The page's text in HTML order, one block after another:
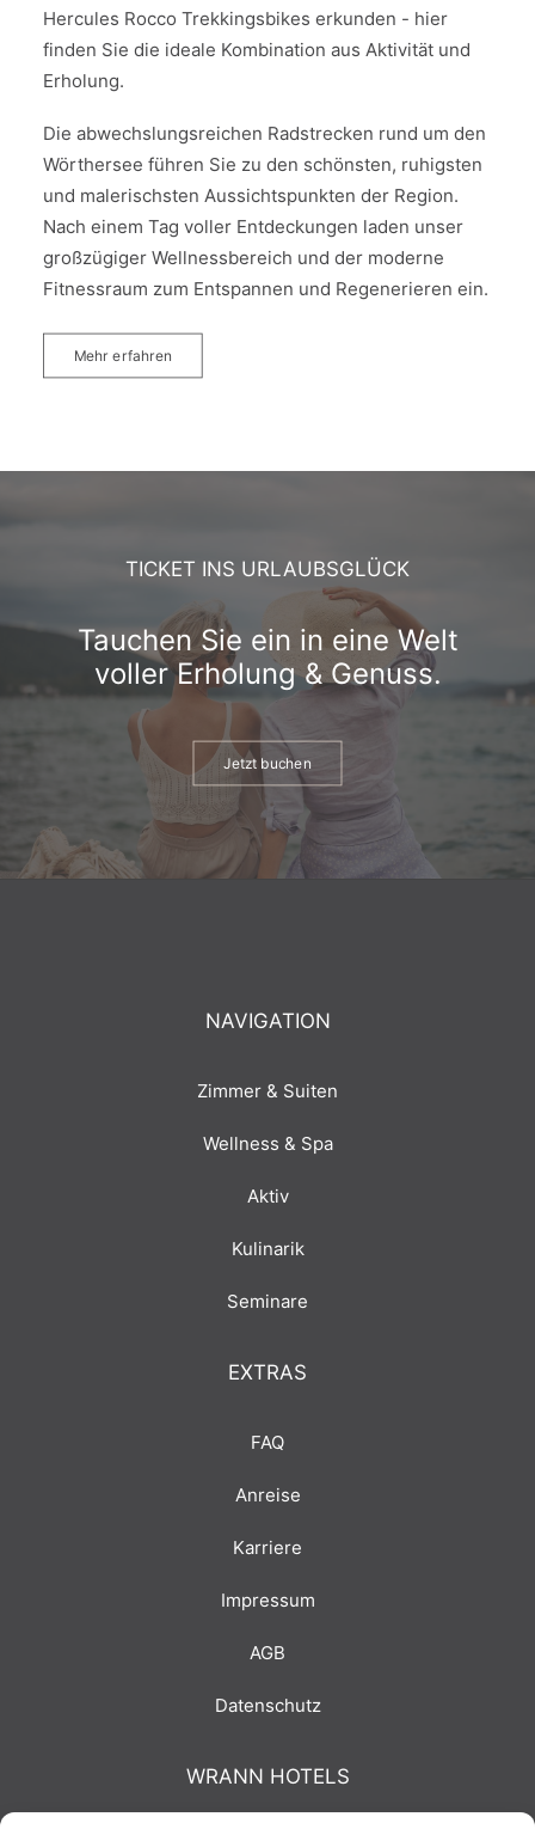
Hercules Rocco Trekkingsbikes erkunden - hier
finden Sie die ideale Kombination aus Aktivität und
Erholung.
Die abwechslungsreichen Radstrecken rund um den
Wörthersee führen Sie zu den schönsten, ruhigsten
und malerischsten Aussichtspunkten der Region.
Nach einem Tag voller Entdeckungen laden unser
großzügiger Wellnessbereich und der moderne
Fitnessraum zum Entspannen und Regenerieren ein.
Mehr erfahren
TICKET INS URLAUBSGLÜCK
Tauchen Sie ein in eine Welt
voller Erholung & Genuss.
Jetzt buchen
NAVIGATION
Zimmer & Suiten
Wellness & Spa
Aktiv
Kulinarik
Seminare
EXTRAS
FAQ
Anreise
Karriere
Impressum
AGB
Datenschutz
WRANN HOTELS